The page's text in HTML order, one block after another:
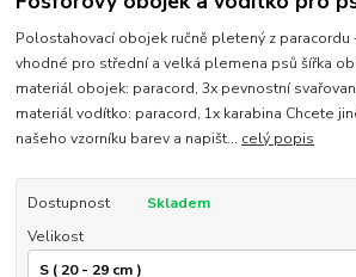
Polostahovací obojek ručně pletený z paracordu
vhodné pro střední a velká plemena psů šířka
materiál obojek: paracord, 3x pevnostní
materiál vodítko: paracord, 1x karabina Chcete
našeho vzorníku barev a napišt... celý popis
Dostupnost
Skladem
Velikost